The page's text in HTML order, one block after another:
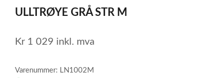
of
ULLTRØYE GRÅ STR M
Kr 1 029 inkl. mva
Varenummer: LN1002M